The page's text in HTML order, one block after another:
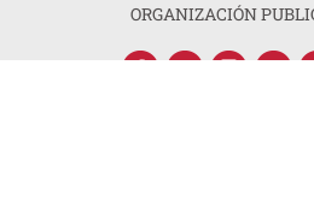
ORGANIZACIÓN